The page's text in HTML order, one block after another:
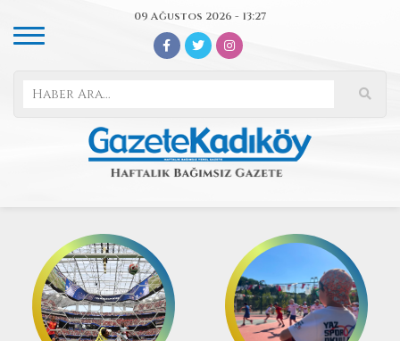
09 Ağustos 2026 - 13:27